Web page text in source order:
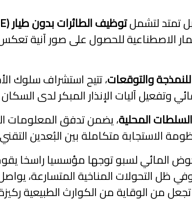
بل تمتد لتشمل
الاصطناعية للحصول على صور آنية
والتوقعات، تتيح استشراف سلوك
وتفعيل آليات الإنذار المبكر لدى
المحلية، يضمن تدفق المعلومات
الاستجابة متكاملة بين البُعدين
المائي لسبو توجها مؤسسيا راسخا
ظل التحولات المناخية المتسارعة،
تجعل من الوقاية من الكوارث الطبيعية